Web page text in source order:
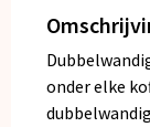
onder elke